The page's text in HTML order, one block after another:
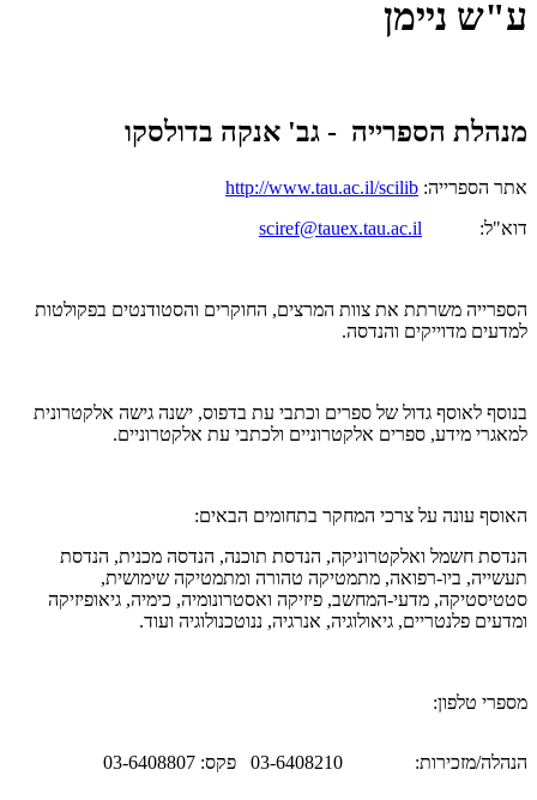
ע"ש ניימן
מנהלת הספרייה - גב' אנקה בדולסקו
אתר הספרייה: http://www.tau.ac.il/scilib
דוא"ל: sciref@tauex.tau.ac.il
הספרייה משרתת את צוות המרצים, החוקרים והסטודנטים בפקולטות
למדעים מדוייקים והנדסה.
בנוסף לאוסף גדול של ספרים וכתבי עת בדפוס, ישנה גישה אלקטרונית
למאגרי מידע, ספרים אלקטרוניים ולכתבי עת אלקטרוניים.
האוסף עונה על צרכי המחקר בתחומים הבאים:
הנדסת חשמל ואלקטרוניקה, הנדסת תוכנה, הנדסה מכנית, הנדסת
תעשייה, ביו-רפואה, מתמטיקה טהורה ומתמטיקה שימושית,
סטטיסטיקה, מדעי-המחשב, פיזיקה ואסטרונומיה, כימיה, גיאופיזיקה
ומדעים פלנטריים, גיאולוגיה, אנרגיה, ננוטכנולוגיה ועוד.
מספרי טלפון:
הנהלה/מזכירות: 03-6408210 פקס: 03-6408807